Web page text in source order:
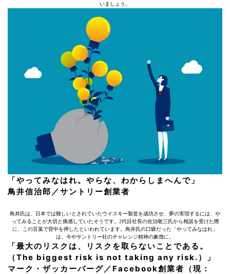
いましょう。
「やってみなはれ。やらな、わからしまへんで」
鳥井信治郎／サントリー創業者
鳥井氏は、日本では難しいとされていたウイスキー製造を成功させ、夢の実現するには、や
ってみることが大切と痛感していたそうです。2代目社長の佐治敬三氏から相談を受けた際
に、この言葉で背中を押したといわれています。鳥井氏の口癖だった「やってみなはれ」
は、今やサントリー社のチャレンジ精神の象徴に。
「最大のリスクは、リスクを取らないことである。
（The biggest risk is not taking any risk.）」
マーク・ザッカーバーグ／Facebook創業者（現：